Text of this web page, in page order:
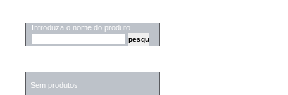
Introduza o nome do produto
Sem produtos